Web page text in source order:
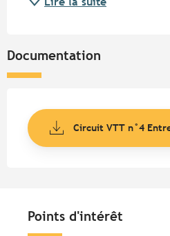
Documentation
Circuit VTT n°4
Points d'intérêt